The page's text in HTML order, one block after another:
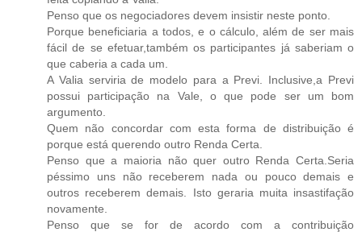
Penso que os negociadores devem insistir neste ponto.
Porque beneficiaria a todos, e o cálculo, além de ser mais
fácil de se efetuar,também os participantes já saberiam o
que caberia a cada um.
A Valia serviria de modelo para a Previ. Inclusive,a Previ
possui participação na Vale, o que pode ser um bom
argumento.
Quem não concordar com esta forma de distribuição é
porque está querendo outro Renda Certa.
Penso que a maioria não quer outro Renda Certa.Seria
péssimo uns não receberem nada ou pouco demais e
outros receberem demais. Isto geraria muita insastifação
novamente.
Penso que se for de acordo com a contribuição